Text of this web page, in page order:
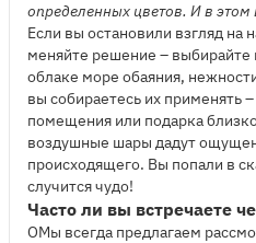
определенных цветов. И в
Если вы остановили взгляд на
меняйте решение – выбирайте
облаке море обаяния,
вы собираетесь их применять
помещения или подарка
воздушные шары дадут
происходящего. Вы попали в
случится чудо!
Часто ли вы встречаете
ОМы всегда предлагаем